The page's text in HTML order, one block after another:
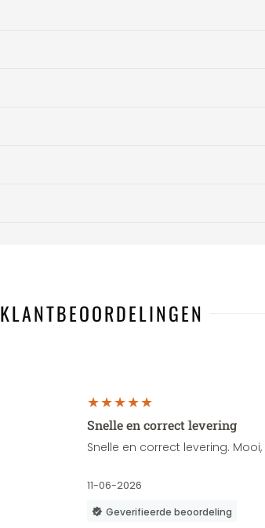
KLANTBEOORDELINGEN
Snelle en correct levering
Snelle en correct levering.
11-06-2026
Geverifieerde beoordeling